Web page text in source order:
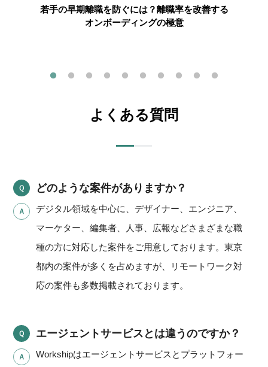
若手の早期離職を防ぐには？離職率を改善する
オンボーディングの極意
よくある質問
どのような案件がありますか？
デジタル領域を中心に、デザイナー、エンジニア、
マーケター、編集者、人事、広報などさまざまな職
種の方に対応した案件をご用意しております。東京
都内の案件が多くを占めますが、リモートワーク対
応の案件も多数掲載されております。
エージェントサービスとは違うのですか？
Workshipはエージェントサービスとプラットフォー